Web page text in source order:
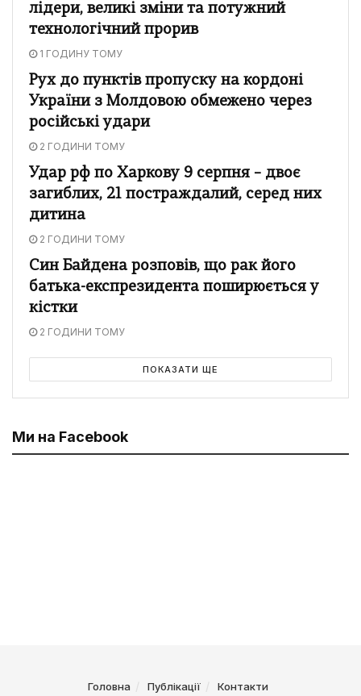
лідери, великі зміни та потужний
технологічний прорив
1 ГОДИНУ ТОМУ
Рух до пунктів пропуску на кордоні
України з Молдовою обмежено через
російські удари
2 ГОДИНИ ТОМУ
Удар рф по Харкову 9 серпня – двоє
загиблих, 21 постраждалий, серед них
дитина
2 ГОДИНИ ТОМУ
Син Байдена розповів, що рак його
батька-експрезидента поширюється у
кістки
2 ГОДИНИ ТОМУ
ПОКАЗАТИ ЩЕ
Ми на Facebook
Головна Публікації Контакти